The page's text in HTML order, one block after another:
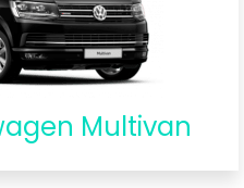
Multivan